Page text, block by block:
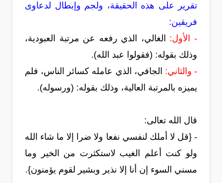
تقرير على هذه الحقيقة، ولجم وإبطال لدعاوى
فريقين:
- الأول: الغالي، الذي رفعه عن مرتبة العبودية،
وذلك بقوله: (فقولوا عبد الله).
- والثاني: الجافي، الذي عامله كسائر الناس، فلم
يميزه بالمرتبة العالية، وذلك بقوله: (ورسوله).
قال الله تعالى:
- {قل لا أملك لنفسي نفعا ولا ضرا إلا ما شاء الله
ولو كنت أعلم الغيب لاستكثرت من الخير وما
مسني السوء إن أنا إلا نذير وبشير لقوم يؤمنون}.